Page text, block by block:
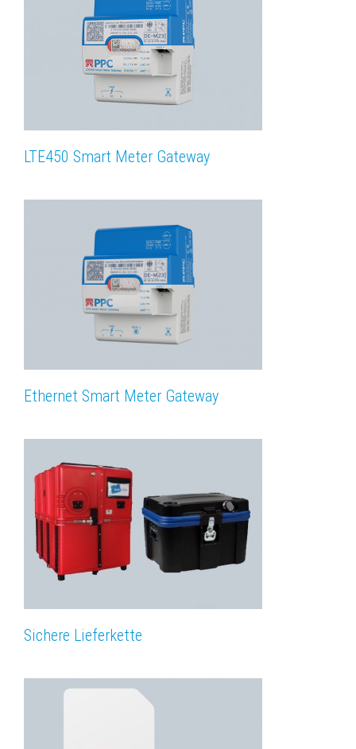
LTE450 Smart Meter Gateway
Ethernet Smart Meter Gateway
Sichere Lieferkette